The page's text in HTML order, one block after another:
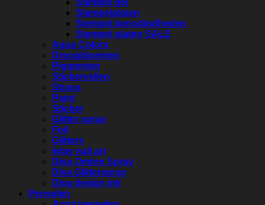
Stempel gel
Stempelplaten
Stempel benodigdheden
Stempel platen SALE
Aqua Colors
Droogbloemen
Pigmenten
Stickervellen
Strass
Paint
Sticker
Glitter spray
Foil
Glitters
Inlay nail art
Diva Ombre Spray
Diva Glitterspray
Diva design ink
Penselen